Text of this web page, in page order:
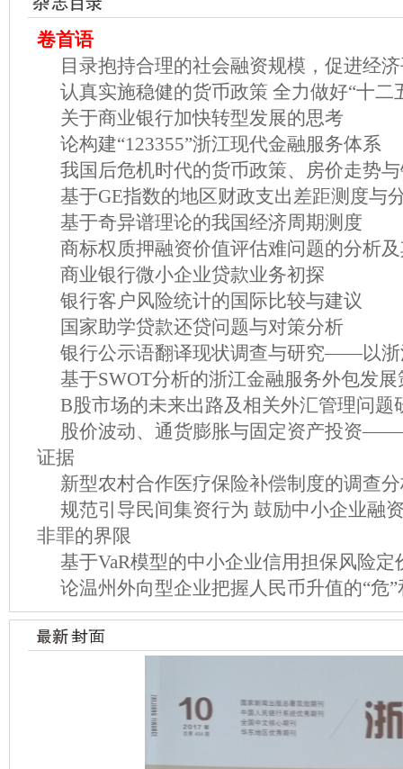
卷首语
目录抱持合理的社会融资规模，促进经
认真实施稳健的货币政策 全力做好“十二
关于商业银行加快转型发展的思考
论构建“123355”浙江现代金融服务体系
我国后危机时代的货币政策、房价走势
基于GE指数的地区财政支出差距测度与
基于奇异谱理论的我国经济周期测度
商标权质押融资价值评估难问题的分析
商业银行微小企业贷款业务初探
银行客户风险统计的国际比较与建议
国家助学贷款还贷问题与对策分析
银行公示语翻译现状调查与研究——以浙
基于SWOT分析的浙江金融服务外包发展
B股市场的未来出路及相关外汇管理问题
股价波动、通货膨胀与固定资产投资
证据
新型农村合作医疗保险补偿制度的调查
规范引导民间集资行为 鼓励中小企业
非罪的界限
基于VaR模型的中小企业信用担保风险定
论温州外向型企业把握人民币升值的“危”